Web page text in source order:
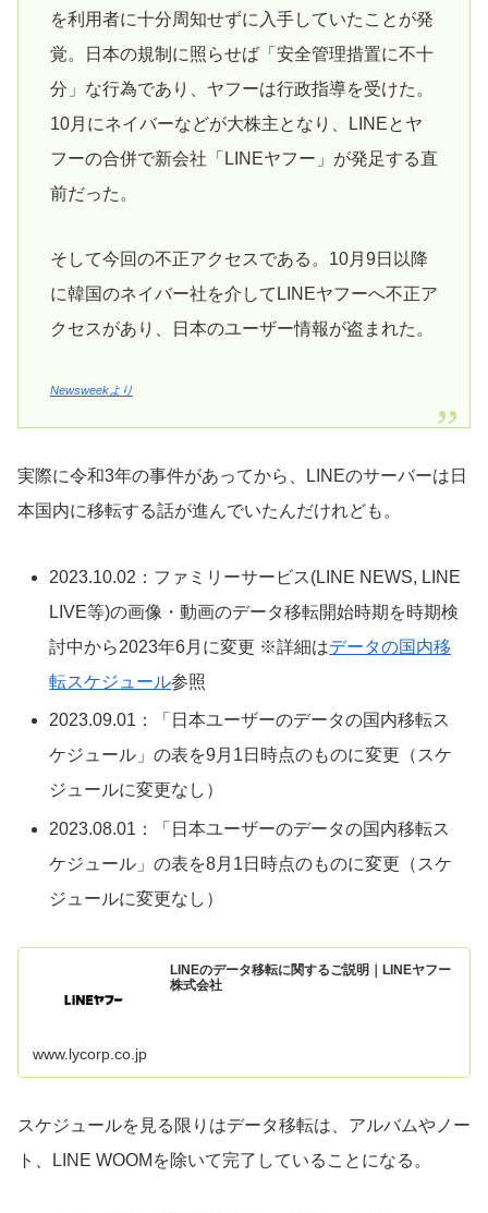
を利用者に十分周知せずに入手していたことが発
覚。日本の規制に照らせば「安全管理措置に不十
分」な行為であり、ヤフーは行政指導を受けた。
10月にネイバーなどが大株主となり、LINEとヤ
フーの合併で新会社「LINEヤフー」が発足する直
前だった。
そして今回の不正アクセスである。10月9日以降
に韓国のネイバー社を介してLINEヤフーへ不正ア
クセスがあり、日本のユーザー情報が盗まれた。
Newsweekより
実際に令和3年の事件があってから、LINEのサーバーは日
本国内に移転する話が進んでいたんだけれども。
2023.10.02：ファミリーサービス(LINE NEWS, LINE
LIVE等)の画像・動画のデータ移転開始時期を時期検
討中から2023年6月に変更 ※詳細はデータの国内移
転スケジュール参照
2023.09.01：「日本ユーザーのデータの国内移転ス
ケジュール」の表を9月1日時点のものに変更（スケ
ジュールに変更なし）
2023.08.01：「日本ユーザーのデータの国内移転ス
ケジュール」の表を8月1日時点のものに変更（スケ
ジュールに変更なし）
LINEのデータ移転に関するご説明｜LINEヤフー
株式会社
www.lycorp.co.jp
スケジュールを見る限りはデータ移転は、アルバムやノー
ト、LINE WOOMを除いて完了していることになる。